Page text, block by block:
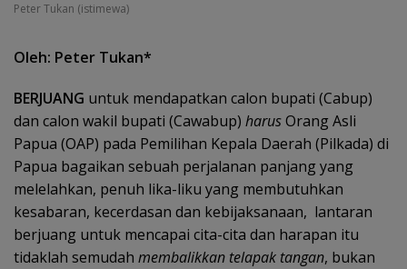
Peter Tukan (istimewa)
Oleh: Peter Tukan*
BERJUANG untuk mendapatkan calon bupati (Cabup)
dan calon wakil bupati (Cawabup) harusOrang Asli
Papua (OAP) pada Pemilihan Kepala Daerah (Pilkada) di
Papua bagaikan sebuah perjalanan panjang yang
melelahkan, penuh lika-liku yang membutuhkan
kesabaran, kecerdasan dan kebijaksanaan, lantaran
berjuang untuk mencapai cita-cita dan harapan itu
tidaklah semudah membalikkan telapak tangan, bukan